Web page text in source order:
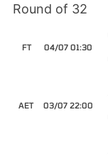
Round of 32
04/07 01:30
FT
03/07 22:00
AET